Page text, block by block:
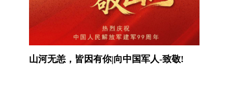
山河无恙，皆因有你|向中国军人-致敬!